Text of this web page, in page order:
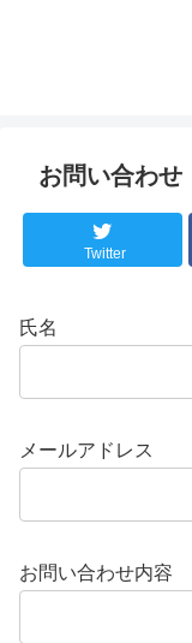
お問い合わせ
Twitter
氏名
メールアドレス
お問い合わせ内容